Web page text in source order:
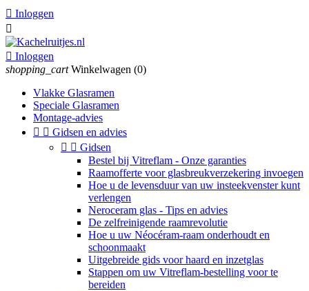
 Inloggen

 Inloggen
shopping_cart Winkelwagen (0)
Vlakke Glasramen
Speciale Glasramen
Montage-advies
  Gidsen en advies
  Gidsen
Bestel bij Vitreflam - Onze garanties
Raamofferte voor glasbreukverzekering invoegen
Hoe u de levensduur van uw insteekvenster kunt
verlengen
Neroceram glas - Tips en advies
De zelfreinigende raamrevolutie
Hoe u uw Néocéram-raam onderhoudt en
schoonmaakt
Uitgebreide gids voor haard en inzetglas
Stappen om uw Vitreflam-bestelling voor te
bereiden